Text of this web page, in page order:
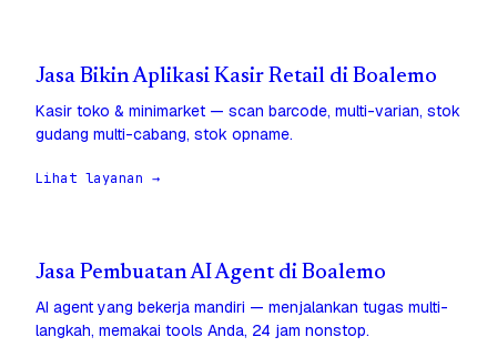
Jasa Bikin Aplikasi Kasir Retail di Boalemo
Kasir toko & minimarket — scan barcode, multi-varian, stok
gudang multi-cabang, stok opname.
Lihat layanan →
Jasa Pembuatan AI Agent di Boalemo
AI agent yang bekerja mandiri — menjalankan tugas multi-
langkah, memakai tools Anda, 24 jam nonstop.